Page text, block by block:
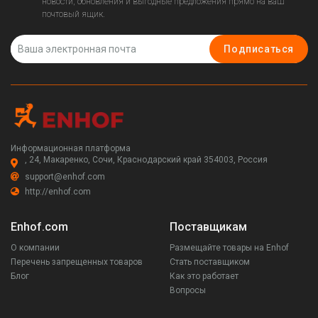
почтовый ящик.
Подписаться
Информационная платформа
, 24, Макаренко, Сочи, Краснодарский край 354003, Россия
support@enhof.com
http://enhof.com
Enhof.com
О компании
Перечень запрещенных товаров
Блог
Поставщикам
Размещайте товары на Enhof
Стать поставщиком
Как это работает
Вопросы